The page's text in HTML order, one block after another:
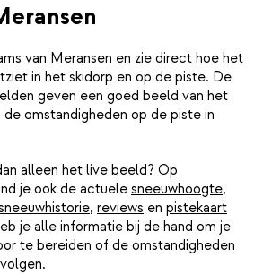
van Meransen en zie direct hoe het
in het skidorp en op de piste. De
geven een goed beeld van het
de omstandigheden op de piste in
alleen het live beeld? Op
je ook de actuele sneeuwhoogte,
, reviews en pistekaart
je alle informatie bij de hand om je
te bereiden of de omstandigheden